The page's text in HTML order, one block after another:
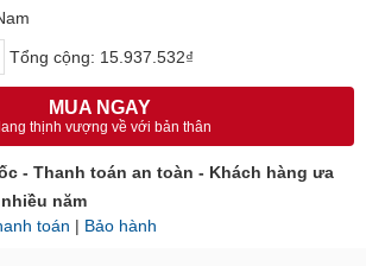
Tổng cộng: 15.937.532₫
MUA NGAY
thịnh vượng về với bản thân
- Thanh toán an toàn - Khách hàng ưa
năm
toán | Bảo hành